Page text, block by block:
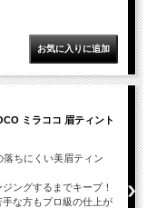
ミラココ 眉ティント
落ちにくい美眉ティン
ングするまでキープ！
な方もプロ級の仕上が